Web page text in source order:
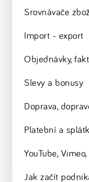
Srovnávače
Import - export
Objednávky,
Slevy a bonusy
Doprava,
Platební a
YouTube,
Jak začít